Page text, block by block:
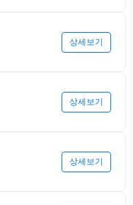
상세보기
상세보기
상세보기